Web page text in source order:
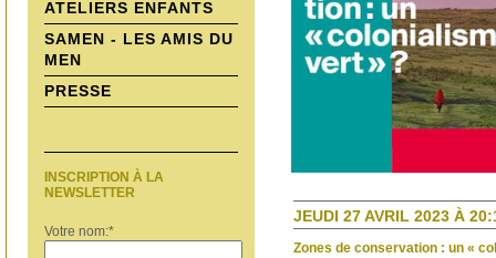
ATELIERS ENFANTS
SAMEN - LES AMIS DU
MEN
PRESSE
INSCRIPTION À LA
NEWSLETTER
Votre nom:*
JEUDI 27 AVRIL 2023 À
Zones de conservation : un «